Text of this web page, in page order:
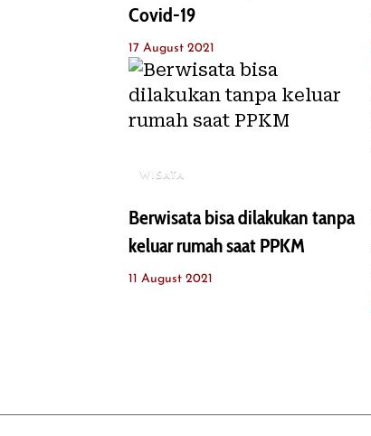
Covid-19
17 August 2021
WISATA
Berwisata bisa dilakukan tanpa
keluar rumah saat PPKM
11 August 2021